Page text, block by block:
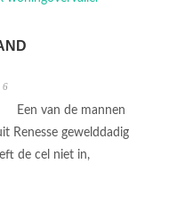
6
Een van de mannen
Renesse gewelddadig
de cel niet in,